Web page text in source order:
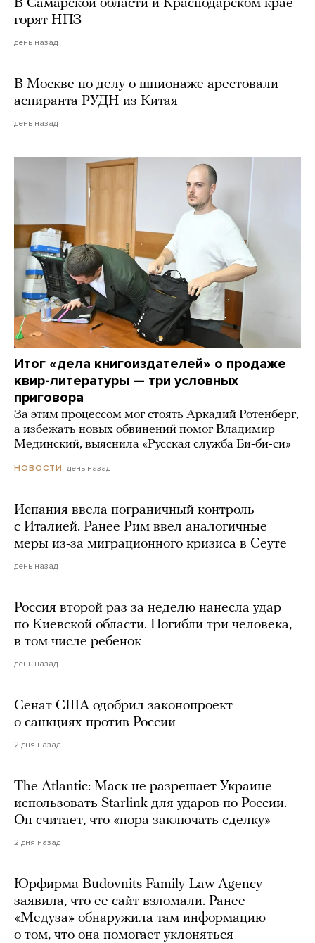
В Самарской области и Краснодарском крае
горят НПЗ
день назад
В Москве по делу о шпионаже арестовали
аспиранта РУДН из Китая
день назад
Итог «дела книгоиздателей» о продаже
квир-литературы — три условных
приговора
За этим процессом мог стоять Аркадий Ротенберг,
а избежать новых обвинений помог Владимир
Мединский, выяснила «Русская служба Би-би-си»
НОВОСТИ день назад
Испания ввела пограничный контроль
с Италией. Ранее Рим ввел аналогичные
меры из-за миграционного кризиса в Сеуте
день назад
Россия второй раз за неделю нанесла удар
по Киевской области. Погибли три человека,
в том числе ребенок
день назад
Сенат США одобрил законопроект
о санкциях против России
2 дня назад
The Atlantic: Маск не разрешает Украине
использовать Starlink для ударов по России.
Он считает, что «пора заключать сделку»
2 дня назад
Юрфирма Budovnits Family Law Agency
заявила, что ее сайт взломали. Ранее
«Медуза» обнаружила там информацию
о том, что она помогает уклоняться